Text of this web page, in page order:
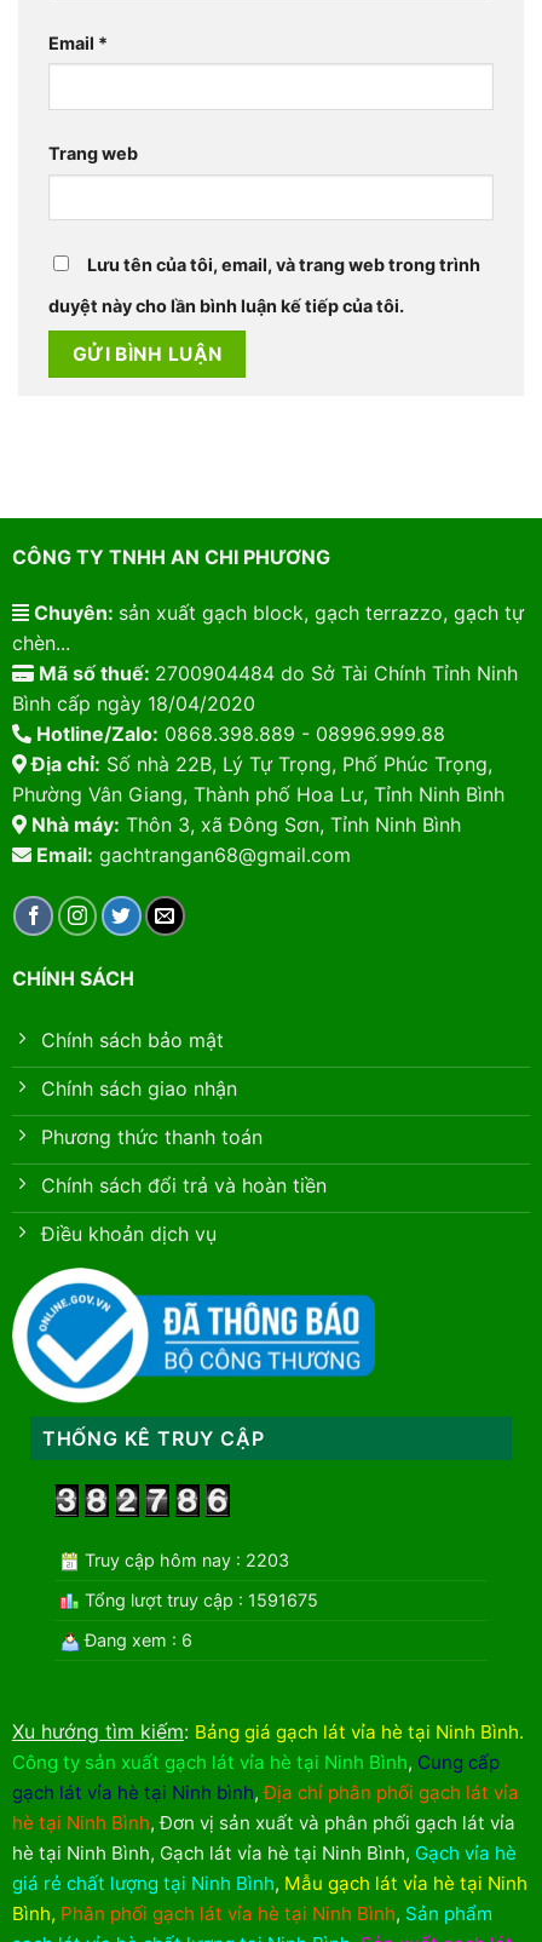
Email *
Trang web
Lưu tên của tôi, email, và trang web trong trình
duyệt này cho lần bình luận kế tiếp của tôi.
CÔNG TY TNHH AN CHI PHƯƠNG
Chuyên: sản xuất gạch block, gạch terrazzo, gạch tự
chèn...
Mã số thuế: 2700904484 do Sở Tài Chính Tỉnh Ninh
Bình cấp ngày 18/04/2020
Hotline/Zalo: 0868.398.889 - 08996.999.88
Địa chỉ: Số nhà 22B, Lý Tự Trọng, Phố Phúc Trọng,
Phường Vân Giang, Thành phố Hoa Lư, Tỉnh Ninh Bình
Nhà máy: Thôn 3, xã Đông Sơn, Tỉnh Ninh Bình
Email: gachtrangan68@gmail.com
CHÍNH SÁCH
Chính sách bảo mật
Chính sách giao nhận
Phương thức thanh toán
Chính sách đổi trả và hoàn tiền
Điều khoản dịch vụ
THỐNG KÊ TRUY CẬP
Truy cập hôm nay : 2203
Tổng lượt truy cập : 1591675
Đang xem : 6
Xu hướng tìm kiếm: Bảng giá gạch lát vỉa hè tại Ninh Bình.
Công ty sản xuất gạch lát vỉa hè tại Ninh Bình, Cung cấp
gạch lát vỉa hè tại Ninh bình,Địa chỉ phân phối gạch lát vỉa
hè tại Ninh Bình,Đơn vị sản xuất và phân phối gạch lát vỉa
hè tại Ninh Bình, Gạch lát vỉa hè tại Ninh Bình, Gạch vỉa hè
giá rẻ chất lượng tại Ninh Bình, Mẫu gạch lát vỉa hè tại Ninh
Bình, Phân phối gạch lát vỉa hè tại Ninh Bình, Sản phẩm